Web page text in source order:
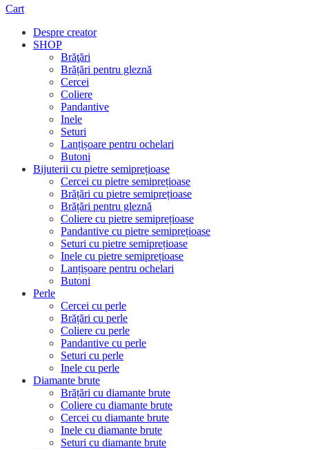
Cart
Despre creator
SHOP
Brăţări
Brățări pentru gleznă
Cercei
Coliere
Pandantive
Inele
Seturi
Lanțișoare pentru ochelari
Butoni
Bijuterii cu pietre semiprețioase
Cercei cu pietre semiprețioase
Brățări cu pietre semiprețioase
Brățări pentru gleznă
Coliere cu pietre semiprețioase
Pandantive cu pietre semiprețioase
Seturi cu pietre semiprețioase
Inele cu pietre semiprețioase
Lanțișoare pentru ochelari
Butoni
Perle
Cercei cu perle
Brățări cu perle
Coliere cu perle
Pandantive cu perle
Seturi cu perle
Inele cu perle
Diamante brute
Brățări cu diamante brute
Coliere cu diamante brute
Cercei cu diamante brute
Inele cu diamante brute
Seturi cu diamante brute